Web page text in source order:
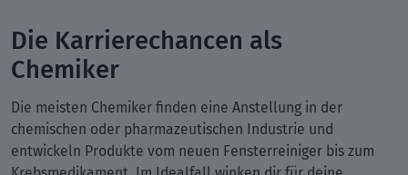
Die Karrierechancen als
Chemiker
Die meisten Chemiker finden eine Anstellung in der
chemischen oder pharmazeutischen Industrie und
entwickeln Produkte vom neuen Fensterreiniger bis zum